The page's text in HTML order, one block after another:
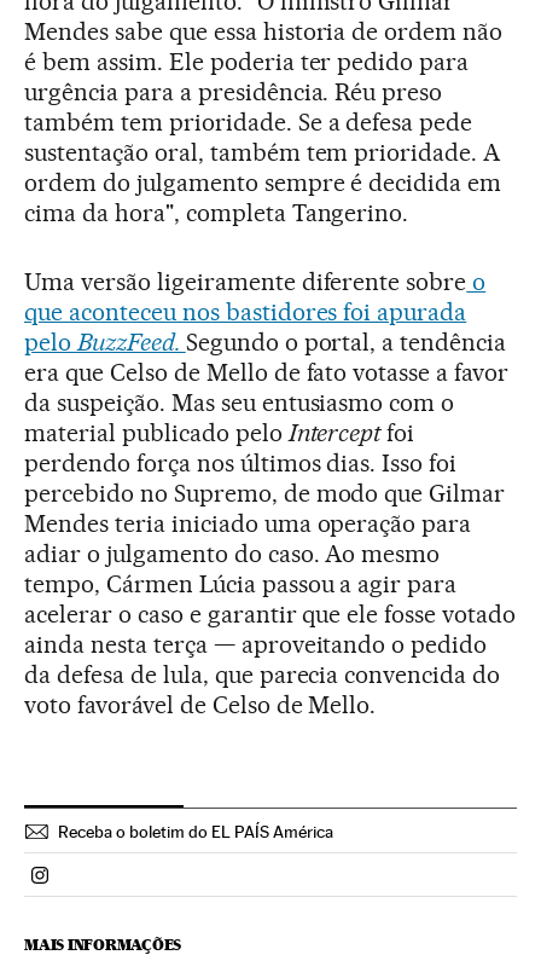
Mendes sabe que essa historia de ordem não
é bem assim. Ele poderia ter pedido para
urgência para a presidência. Réu preso
também tem prioridade. Se a defesa pede
sustentação oral, também tem prioridade. A
ordem do julgamento sempre é decidida em
cima da hora", completa Tangerino.
Uma versão ligeiramente diferente sobre o
que aconteceu nos bastidores foi apurada
peloBuzzFeed. Segundo o portal, a tendência
era que Celso de Mello de fato votasse a favor
da suspeição. Mas seu entusiasmo com o
material publicado peloInterceptfoi
perdendo força nos últimos dias. Isso foi
percebido no Supremo, de modo que Gilmar
Mendes teria iniciado uma operação para
adiar o julgamento do caso. Ao mesmo
tempo, Cármen Lúcia passou a agir para
acelerar o caso e garantir que ele fosse votado
ainda nesta terça — aproveitando o pedido
da defesa de lula, que parecia convencida do
voto favorável de Celso de Mello.
Receba o boletim do EL PAÍS América
Politica El País Brasil en Instagram
MAIS INFORMAÇÕES